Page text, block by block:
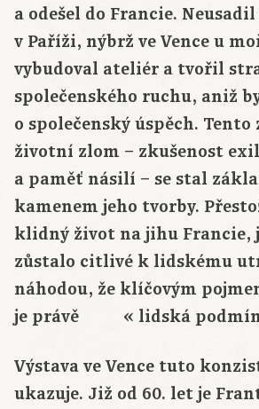
a odešel do Francie. Neusadil
v Paříži, nýbrž ve Vence u
vybudoval ateliér a tvořil
společenského ruchu, aniž
o společenský úspěch. Tento
životní zlom – zkušenost
a paměť násilí – se stal
kamenem jeho tvorby.
klidný život na jihu Francie,
zůstalo citlivé k lidskému
náhodou, že klíčovým
je právě « lidská
Výstava ve Vence tuto
ukazuje. Již od 60. let je